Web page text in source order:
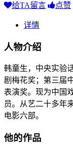
给TA留言 点赞
详情
人物介绍
韩童生，中央实验
剧梅花奖；第三届
表演奖。现为中国
员。从艺二十多年
电影六部。
他的作品